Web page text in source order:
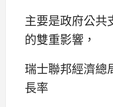
主要是政府公共
的雙重影響，
瑞士聯邦經濟總
長率